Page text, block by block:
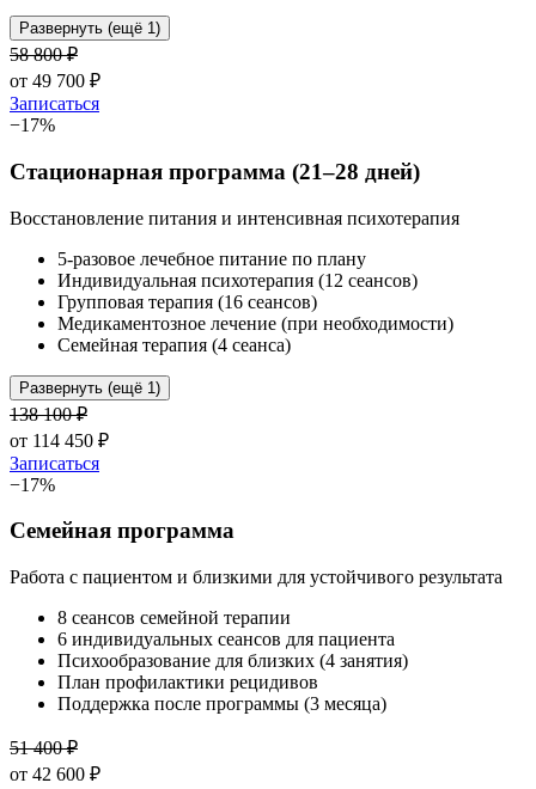
Развернуть (ещё 1)
58 800₽
от 49 700 ₽
Записаться
−17%
Стационарная программа (21–28 дней)
Восстановление питания и интенсивная психотерапия
5-разовое лечебное питание по плану
Индивидуальная психотерапия (12 сеансов)
Групповая терапия (16 сеансов)
Медикаментозное лечение (при необходимости)
Семейная терапия (4 сеанса)
Развернуть (ещё 1)
138 100₽
от 114 450 ₽
Записаться
−17%
Семейная программа
Работа с пациентом и близкими для устойчивого результата
8 сеансов семейной терапии
6 индивидуальных сеансов для пациента
Психообразование для близких (4 занятия)
План профилактики рецидивов
Поддержка после программы (3 месяца)
51 400₽
от 42 600 ₽